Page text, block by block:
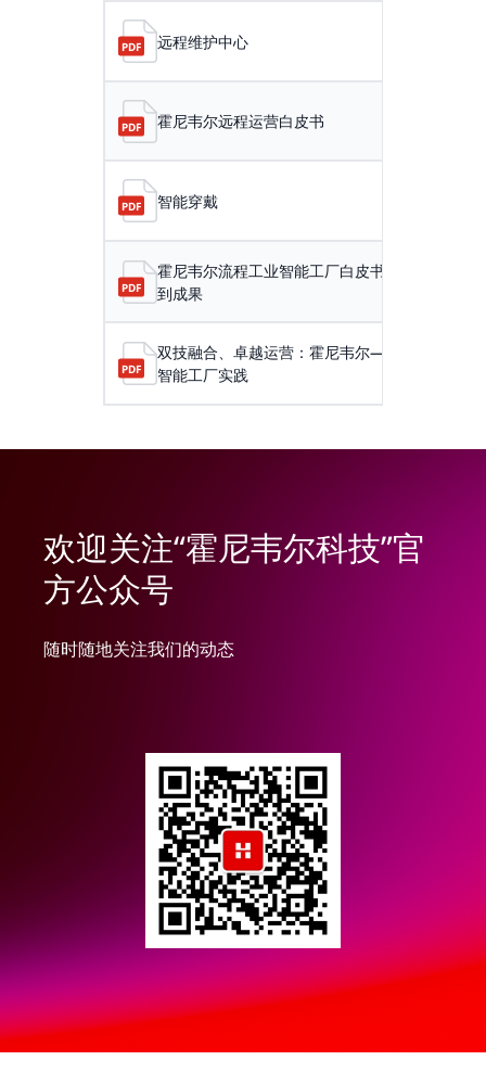
远程维护中心
霍尼韦尔远程运营白皮书
智能穿戴
霍尼韦尔流程工业智能工厂白皮书-从洞察
到成果
双技融合、卓越运营：霍尼韦尔—盛虹石化
智能工厂实践
欢迎关注“霍尼韦尔科技”官
方公众号
随时随地关注我们的动态